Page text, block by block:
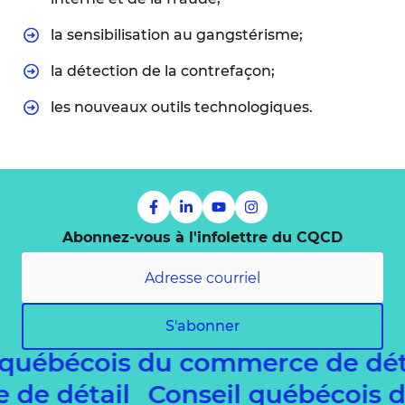
la sensibilisation au gangstérisme;
la détection de la contrefaçon;
les nouveaux outils technologiques.
Abonnez-vous à l'infolettre du CQCD
S'abonner
du commerce de
de détail
Conseil